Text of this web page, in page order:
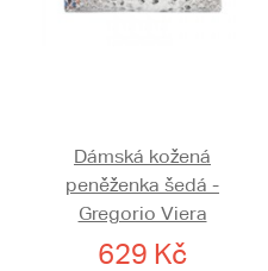
Dámská kožená
peněženka šedá -
Gregorio Viera
629 Kč